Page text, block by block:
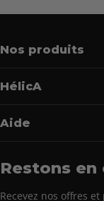
Nos produits
HélicA
Aide
Restons
Recevez nos offres